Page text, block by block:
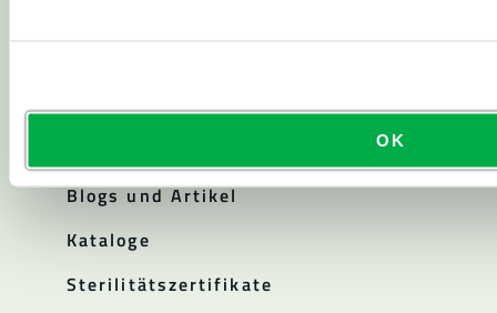
OK
Investor Relations
Ressourcen
Blogs und Artikel
Kataloge
Sterilitätszertifikate